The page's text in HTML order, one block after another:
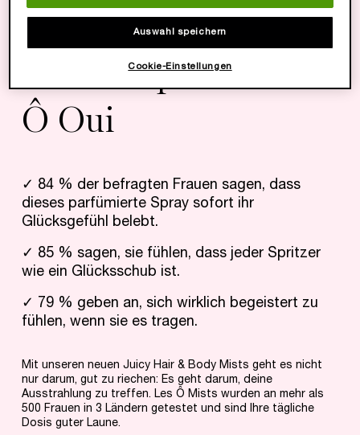
WELCHE STIMMUNG WIRST DU DIESEN
Fühle Euphorie mit
Ô Oui
✓ 84 % der befragten Frauen sagen, dass
dieses parfümierte Spray sofort ihr
Glücksgefühl belebt.
✓ 85 % sagen, sie fühlen, dass jeder Spritzer
wie ein Glücksschub ist.
✓ 79 % geben an, sich wirklich begeistert zu
fühlen, wenn sie es tragen.
Mit unseren neuen Juicy Hair & Body Mists geht es nicht
nur darum, gut zu riechen: Es geht darum, deine
Ausstrahlung zu treffen. Les Ô Mists wurden an mehr als
500 Frauen in 3 Ländern getestet und sind Ihre tägliche
Dosis guter Laune.
Auswahl speichern
Cookie-Einstellungen